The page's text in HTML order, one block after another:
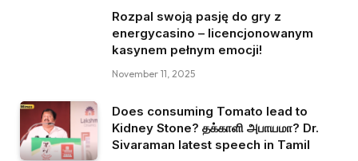
Rozpal swoją pasję do gry z
energycasino – licencjonowanym
kasynem pełnym emocji!
November 11, 2025
Does consuming Tomato lead to
Kidney Stone? தக்காளி அபாயமா? Dr.
Sivaraman latest speech in Tamil